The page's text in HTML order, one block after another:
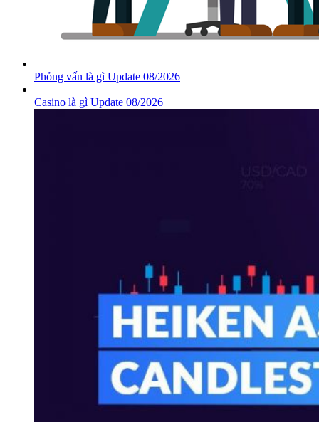
Phỏng vấn là gì Update 08/2026
Casino là gì Update 08/2026